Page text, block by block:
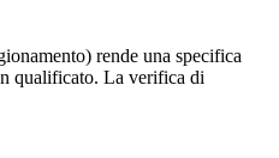
rende una specifica
qualificato. La verifica di